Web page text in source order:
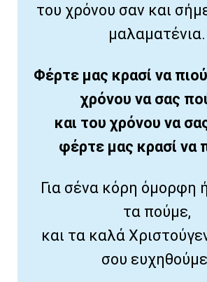
του χρόνου σαν και
μαλαματένια.
Φέρτε μας κρασί να
χρόνου να σας
και του χρόνου να
φέρτε μας κρασί να
Για σένα κόρη όμορφη
τα πούμε,
και τα καλά
σου